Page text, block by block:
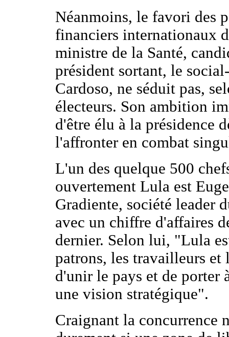
Néanmoins, le favori des
financiers internationaux
ministre de la Santé,
président sortant, le
Cardoso, ne séduit pas,
électeurs. Son ambition
d'être élu à la présidence
l'affronter en combat
L'un des quelque 500
ouvertement Lula est
Gradiente, société leader
avec un chiffre d'affaires
dernier. Selon lui, "Lula
patrons, les travailleurs et
d'unir le pays et de porter
une vision stratégique".
Craignant la concurrence